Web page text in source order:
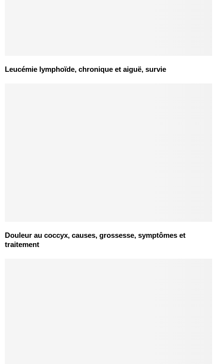
Leucémie lymphoïde, chronique et aiguë, survie
Douleur au coccyx, causes, grossesse, symptômes et
traitement